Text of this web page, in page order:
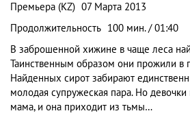
Премьера (KZ) 07 Марта 2013
Продолжительность 100 мин. / 01:40
В заброшенной хижине в чаще леса
Таинственным образом они прожили в
Найденных сирот забирают
молодая супружеская пара. Но девочки
мама, и она приходит из тьмы…